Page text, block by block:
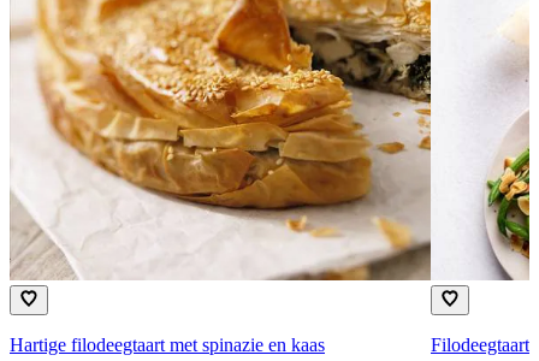
Hartige filodeegtaart met spinazie en kaas
Filodeegtaart